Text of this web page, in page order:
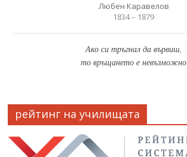
Любен Каравелов
1834 – 1879
Ако си тръгнал да вървиш,
то връщането е невъзможно
рейтинг на училищата